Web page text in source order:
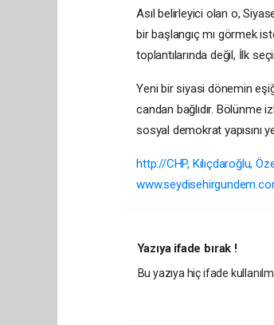
Asıl belirleyici olan o,
bir başlangıç mı görmek
toplantılarında değil, İlk
Yeni bir siyasi dönemin
candan bağlıdır. Bölünme
sosyal demokrat yapısını
http://CHP, Kılıçdaroğlu,
Yazıya ifade bırak !
Bu yazıya hiç ifade